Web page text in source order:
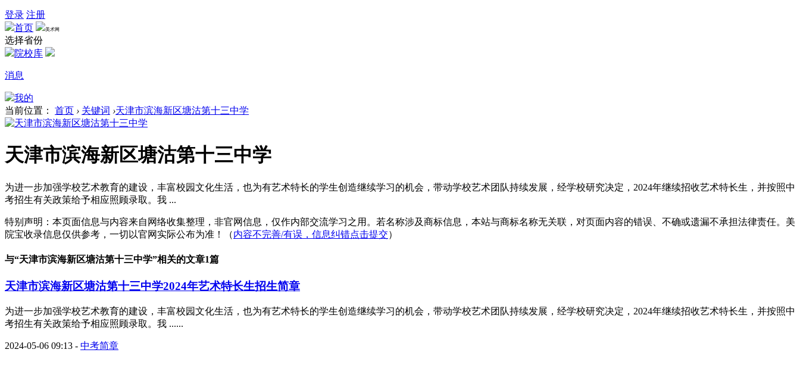
登录 注册
首页
美术网
选择省份
院校库
消息
我的
当前位置：
首页 › 关键词 ›天津市滨海新区塘沽第十三中学
天津市滨海新区塘沽第十三中学
为进一步加强学校艺术教育的建设，丰富校园文化生活，也为有艺术特长的学生创造继续学习的机会，带动学校艺术团队持续发展，经学校研究决定，2024年继续招收艺术特长生，并按照中
考招生有关政策给予相应照顾录取。我 ...
特别声明：本页面信息与内容来自网络收集整理，非官网信息，仅作内部交流学习之用。若名称涉及商标信息，本站与商标名称无关联，对页面内容的错误、不确或遗漏不承担法律责任。美
院宝收录信息仅供参考，一切以官网实际公布为准！（内容不完善/有误，信息纠错点击提交）
与“天津市滨海新区塘沽第十三中学”相关的文章1篇
天津市滨海新区塘沽第十三中学2024年艺术特长生招生简章
为进一步加强学校艺术教育的建设，丰富校园文化生活，也为有艺术特长的学生创造继续学习的机会，带动学校艺术团队持续发展，经学校研究决定，2024年继续招收艺术特长生，并按照中
考招生有关政策给予相应照顾录取。我 ......
2024-05-06 09:13 - 中考简章